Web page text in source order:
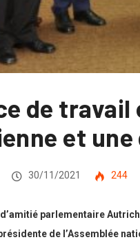
de
et
30/11/2021 244
parlementaire
de l’Assemblée